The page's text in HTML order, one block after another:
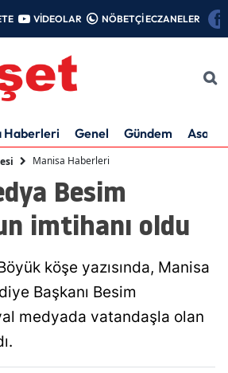
VİDEOLAR NÖBETÇİ ECZANELER
Haberleri Genel Gündem Asayiş
Manisa Haberleri
Besim
imtihanı oldu
köşe yazısında, Manisa
Başkanı Besim
medyada vatandaşla olan